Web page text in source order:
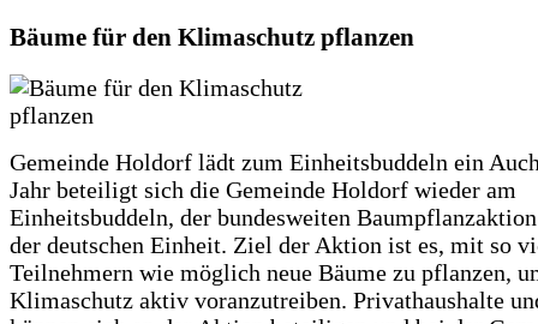
Bäume für den Klimaschutz pflanzen
Gemeinde Holdorf lädt zum Einheitsbuddeln ein
Jahr beteiligt sich die Gemeinde Holdorf wieder am
Einheitsbuddeln, der bundesweiten
der deutschen Einheit. Ziel der Aktion ist es, mit so
Teilnehmern wie möglich neue Bäume zu pflanzen,
Klimaschutz aktiv voranzutreiben. Privathaushalte